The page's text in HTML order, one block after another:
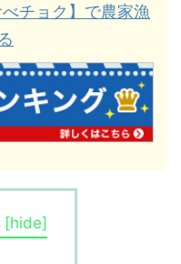
チョク】で農家漁
[hide]